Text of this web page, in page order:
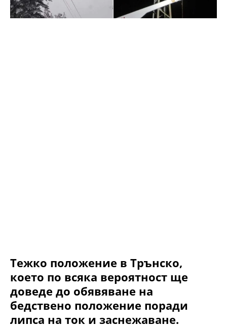
Тежко положение в Трънско,
което по всяка вероятност ще
доведе до обявяване на
бедствено положение поради
липса на ток и заснежаване.